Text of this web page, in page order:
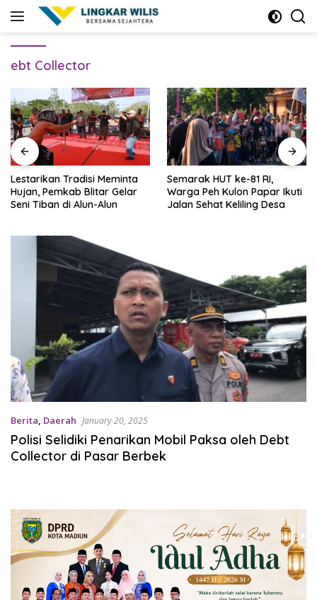
ebt Collector
Lestarikan Tradisi Meminta
Hujan, Pemkab Blitar Gelar
Seni Tiban di Alun-Alun
Semarak HUT ke-81 RI,
Warga Peh Kulon Papar Ikuti
Jalan Sehat Keliling Desa
Berita, Daerah January 20, 2025
Polisi Selidiki Penarikan Mobil Paksa oleh Debt
Collector di Pasar Berbek